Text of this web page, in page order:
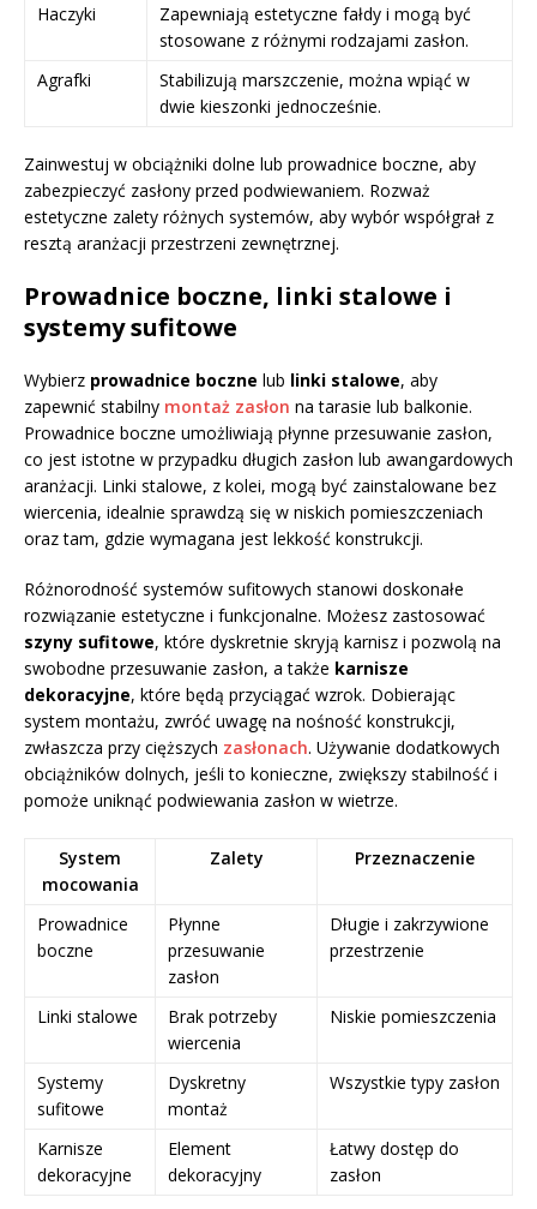
Haczyki
Zapewniają estetyczne fałdy i mogą być
stosowane z różnymi rodzajami zasłon.
Agrafki
Stabilizują marszczenie, można wpiąć w
dwie kieszonki jednocześnie.
Zainwestuj w obciążniki dolne lub prowadnice boczne, aby
zabezpieczyć zasłony przed podwiewaniem. Rozważ
estetyczne zalety różnych systemów, aby wybór współgrał z
resztą aranżacji przestrzeni zewnętrznej.
Prowadnice boczne, linki stalowe i
systemy sufitowe
Wybierz prowadnice boczne lub linki stalowe, aby
zapewnić stabilny montaż zasłon na tarasie lub balkonie.
Prowadnice boczne umożliwiają płynne przesuwanie zasłon,
co jest istotne w przypadku długich zasłon lub awangardowych
aranżacji. Linki stalowe, z kolei, mogą być zainstalowane bez
wiercenia, idealnie sprawdzą się w niskich pomieszczeniach
oraz tam, gdzie wymagana jest lekkość konstrukcji.
Różnorodność systemów sufitowych stanowi doskonałe
rozwiązanie estetyczne i funkcjonalne. Możesz zastosować
szyny sufitowe, które dyskretnie skryją karnisz i pozwolą na
swobodne przesuwanie zasłon, a także karnisze
dekoracyjne, które będą przyciągać wzrok. Dobierając
system montażu, zwróć uwagę na nośność konstrukcji,
zwłaszcza przy cięższych zasłonach. Używanie dodatkowych
obciążników dolnych, jeśli to konieczne, zwiększy stabilność i
pomoże uniknąć podwiewania zasłon w wietrze.
System
mocowania
Zalety Przeznaczenie
Prowadnice
boczne
Płynne
przesuwanie
zasłon
Długie i zakrzywione
przestrzenie
Linki stalowe
Brak potrzeby
wiercenia
Niskie pomieszczenia
Systemy
sufitowe
Dyskretny
montaż
Wszystkie typy zasłon
Karnisze
dekoracyjne
Element
dekoracyjny
Łatwy dostęp do
zasłon